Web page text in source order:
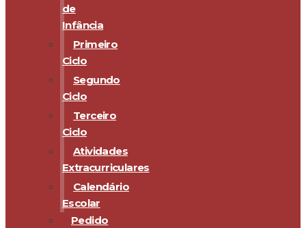
de
Infância
Primeiro
Ciclo
Segundo
Ciclo
Terceiro
Ciclo
Atividades
Extracurriculares
Calendário
Escolar
Pedido